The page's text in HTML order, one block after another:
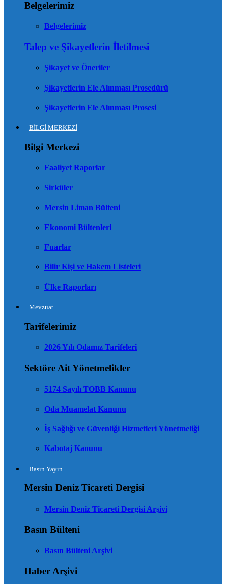
Belgelerimiz
Belgelerimiz
Talep ve Şikayetlerin İletilmesi
Şikayet ve Öneriler
Şikayetlerin Ele Alınması Prosedürü
Şikayetlerin Ele Alınması Prosesi
BİLGİ MERKEZİ
Bilgi Merkezi
Faaliyet Raporlar
Sirküler
Mersin Liman Bülteni
Ekonomi Bültenleri
Fuarlar
Bilir Kişi ve Hakem Listeleri
Ülke Raporları
Mevzuat
Tarifelerimiz
2026 Yılı Odamız Tarifeleri
Sektöre Ait Yönetmelikler
5174 Sayılı TOBB Kanunu
Oda Muamelat Kanunu
İş Sağlığı ve Güvenliği Hizmetleri Yönetmeliği
Kabotaj Kanunu
Basın Yayın
Mersin Deniz Ticareti Dergisi
Mersin Deniz Ticareti Dergisi Arşivi
Basın Bülteni
Basın Bülteni Arşivi
Haber Arşivi